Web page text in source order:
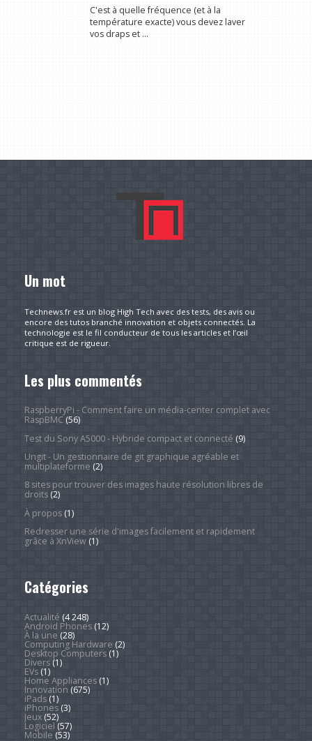
C'est à quelle fréquence (et à la
température exacte) vous devez laver
vos draps et ...
Un mot
Technews.fr est un blog High Tech avec des tests, des avis ou
encore des tutos branché innovation et objets connectés. La
technologie est le fil conducteur de tous les articles et l’œil
critique est de rigueur.
Les plus commentés
RaspberryPi - Comment faire un média-center complet avec
RaspBMC(56)
Test du Sony A5000 - Hybride compact et connecté (9)
Ungit - Un gestionnaire de git graphique agréable et
multiplateforme (2)
8 sites pour trouver des images haute résolution libres de
droits(2)
À propos(1)
Redresser une série d'images facilement et rapidement
grâce à XnView(1)
Catégories
Actualité (4 248)
Android Phones(12)
À la une (28)
Computing Hardware (2)
Desktop Computers(1)
Divers(1)
EVs(1)
Home Appliances(1)
Innovation (675)
iPads(1)
iPhones(3)
Jeux(52)
Logiciel (57)
Mobile (53)